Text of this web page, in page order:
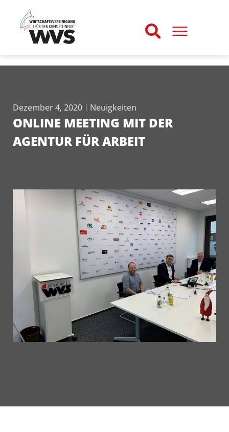
Dezember 4, 2020 Neuigkeiten
ONLINE MEETING MIT DER
AGENTUR FÜR ARBEIT